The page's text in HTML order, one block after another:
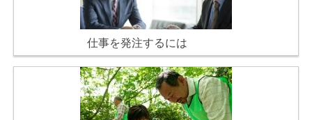
仕事を発注するには